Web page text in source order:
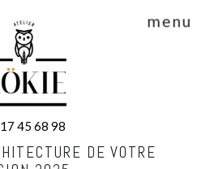
menu
45 68 98
DE VOTRE